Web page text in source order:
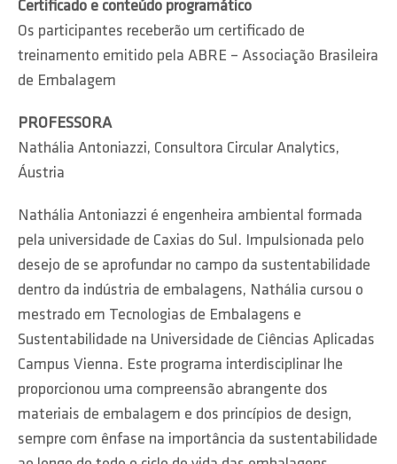
Certificado e conteúdo programático
Os participantes receberão um certificado de
treinamento emitido pela ABRE – Associação Brasileira
de Embalagem
PROFESSORA
Nathália Antoniazzi, Consultora Circular Analytics,
Áustria
Nathália Antoniazzi é engenheira ambiental formada
pela universidade de Caxias do Sul. Impulsionada pelo
desejo de se aprofundar no campo da sustentabilidade
dentro da indústria de embalagens, Nathália cursou o
mestrado em Tecnologias de Embalagens e
Sustentabilidade na Universidade de Ciências Aplicadas
Campus Vienna. Este programa interdisciplinar lhe
proporcionou uma compreensão abrangente dos
materiais de embalagem e dos princípios de design,
sempre com ênfase na importância da sustentabilidade